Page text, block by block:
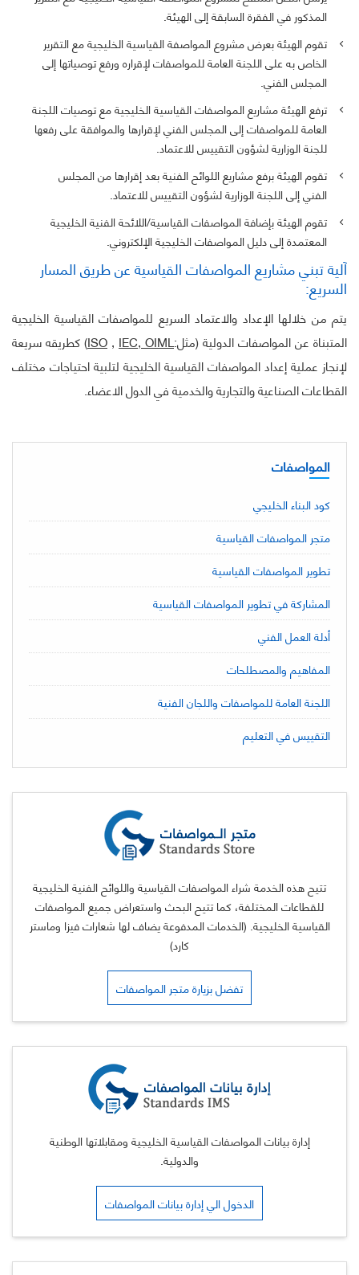
المذكور في الفقرة السابقة إلى الهيئة.
تقوم الهيئة بعرض مشروع المواصفة القياسية الخليجية مع التقرير
الخاص به على اللجنة العامة للمواصفات لإقراره ورفع توصياتها إلى
المجلس الفني.
ترفع الهيئة مشاريع المواصفات القياسية الخليجية مع توصيات اللجنة
العامة للمواصفات إلى المجلس الفني لإقرارها والموافقة على رفعها
للجنة الوزارية لشؤون التقييس للاعتماد.
تقوم الهيئة برفع مشاريع اللوائح الفنية بعد إقرارها من المجلس
الفني إلى اللجنة الوزارية لشؤون التقييس للاعتماد.
تقوم الهيئة بإضافة المواصفات القياسية/اللائحة الفنية الخليجية
المعتمدة إلى دليل المواصفات الخليجية الإلكتروني.
آلية تبني مشاريع المواصفات القياسية عن طريق المسار
السريع:
يتم من خلالها الإعداد والاعتماد السريع للمواصفات القياسية الخليجية
المتبناة عن المواصفات الدولية (مثل:
ISO , IEC, OIML
) كطريقه سريعة
لإنجاز عملية إعداد المواصفات القياسية الخليجية لتلبية احتياجات مختلف
القطاعات الصناعية والتجارية والخدمية في الدول الاعضاء.
المواصفات
كود البناء الخليجي
متجر المواصفات القياسية
تطوير المواصفات القياسية
المشاركة في تطوير المواصفات القياسية
أدلة العمل الفني
المفاهيم والمصطلحات
اللجنة العامة للمواصفات واللجان الفنية
التقييس في التعليم
تتيح هذه الخدمة شراء المواصفات القياسية واللوائح الفنية الخليجية
للقطاعات المختلفة، كما تتيح البحث واستعراض جميع المواصفات
القياسية الخليجية. (الخدمات المدفوعة يضاف لها شعارات فيزا وماستر
كارد)
تفضل بزيارة متجر المواصفات
إدارة بيانات المواصفات القياسية الخليجية ومقابلاتها الوطنية
والدولية.
الدخول الي إدارة بيانات المواصفات